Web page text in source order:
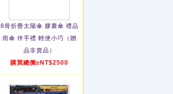
8骨折疊太陽傘 膠囊傘 禮品
雨傘 伴手禮 輕便小巧（贈
品非賣品）
購買總價≥NT$2500